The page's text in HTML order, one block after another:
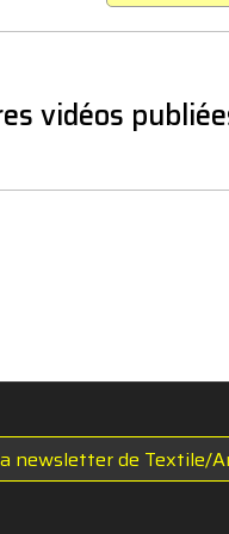
vidéos
newsletter de Textile/